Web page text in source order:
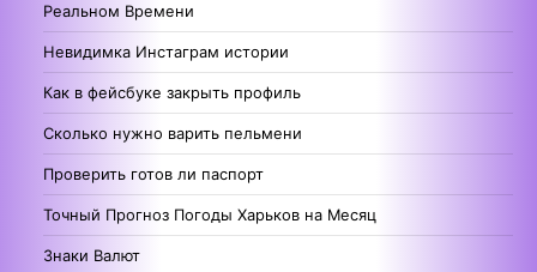
Реальном Времени
Невидимка Инстаграм истории
Как в фейсбуке закрыть профиль
Сколько нужно варить пельмени
Проверить готов ли паспорт
Точный Прогноз Погоды Харьков на Месяц
Знаки Валют